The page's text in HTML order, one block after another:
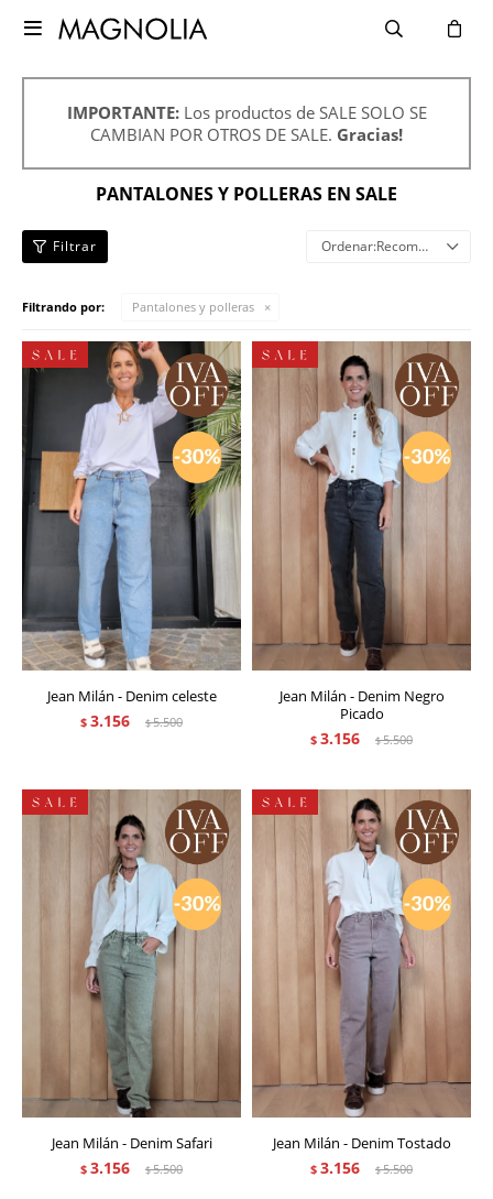

IMPORTANTE: Los productos de SALE SOLO SE
CAMBIAN POR OTROS DE SALE. Gracias!
PANTALONES Y POLLERAS EN SALE
Recomendados
Filtrando por: Pantalones y polleras
Jean Milán - Denim celeste
$ 3.156 $5.500
Jean Milán - Denim Negro
Picado
$ 3.156 $5.500
Jean Milán - Denim Safari
$ 3.156 $5.500
Jean Milán - Denim Tostado
$ 3.156 $5.500